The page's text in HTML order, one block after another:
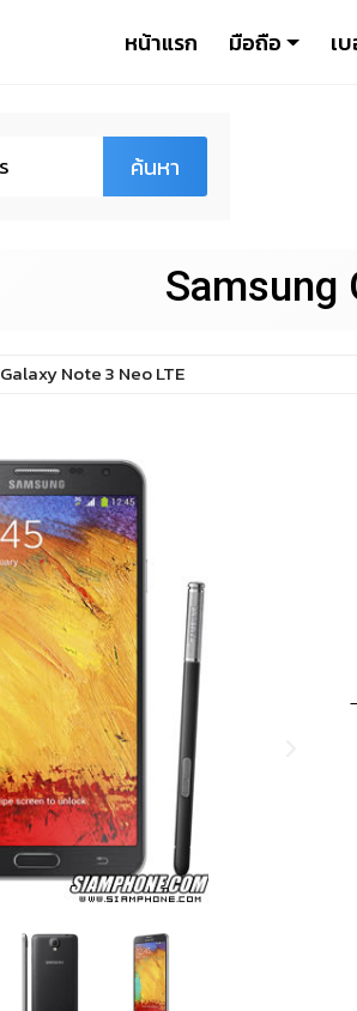
หน้าแรก มือถือ เ
ค้นหา
Samsung
Galaxy Note 3 Neo LTE